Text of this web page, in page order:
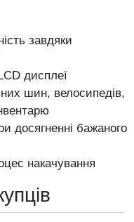
завдяки
дисплеї
шин, велосипедів,
досягненні бажаного
накачування